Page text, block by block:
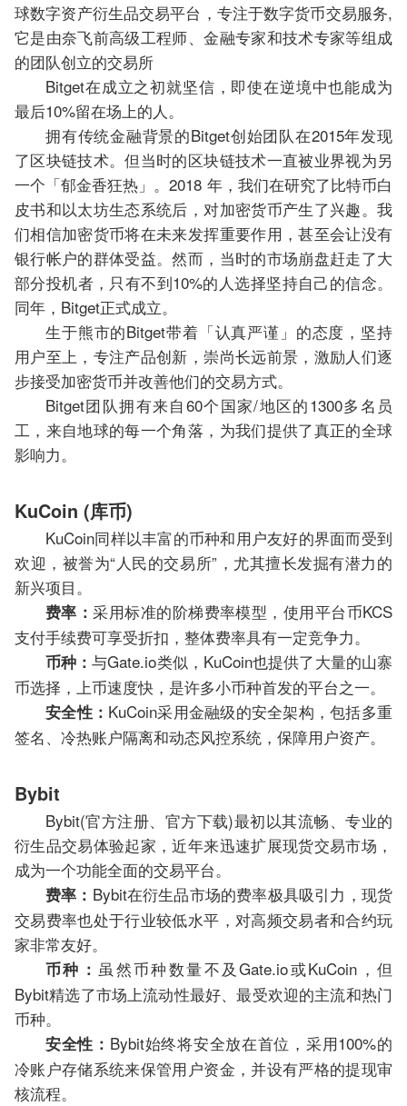
球数字资产衍生品交易平台，专注于数字货币交易服务,
它是由奈飞前高级工程师、金融专家和技术专家等组成
的团队创立的交易所
Bitget在成立之初就坚信，即使在逆境中也能成为
最后10%留在场上的人。
拥有传统金融背景的Bitget创始团队在2015年发现
了区块链技术。但当时的区块链技术一直被业界视为另
一个「郁金香狂热」。2018 年，我们在研究了比特币白
皮书和以太坊生态系统后，对加密货币产生了兴趣。我
们相信加密货币将在未来发挥重要作用，甚至会让没有
银行帐户的群体受益。然而，当时的市场崩盘赶走了大
部分投机者，只有不到10%的人选择坚持自己的信念。
同年，Bitget正式成立。
生于熊市的Bitget带着「认真严谨」的态度，坚持
用户至上，专注产品创新，崇尚长远前景，激励人们逐
步接受加密货币并改善他们的交易方式。
Bitget团队拥有来自60个国家/地区的1300多名员
工，来自地球的每一个角落，为我们提供了真正的全球
影响力。
KuCoin (库币)
KuCoin同样以丰富的币种和用户友好的界面而受到
欢迎，被誉为“人民的交易所”，尤其擅长发掘有潜力的
新兴项目。
费率：采用标准的阶梯费率模型，使用平台币KCS
支付手续费可享受折扣，整体费率具有一定竞争力。
币种：与Gate.io类似，KuCoin也提供了大量的山寨
币选择，上币速度快，是许多小币种首发的平台之一。
安全性： KuCoin采用金融级的安全架构，包括多重
签名、冷热账户隔离和动态风控系统，保障用户资产。
Bybit
Bybit(官方注册、官方下载)最初以其流畅、专业的
衍生品交易体验起家，近年来迅速扩展现货交易市场，
成为一个功能全面的交易平台。
费率： Bybit在衍生品市场的费率极具吸引力，现货
交易费率也处于行业较低水平，对高频交易者和合约玩
家非常友好。
币种：虽然币种数量不及Gate.io或KuCoin，但
Bybit精选了市场上流动性最好、最受欢迎的主流和热门
币种。
安全性： Bybit始终将安全放在首位，采用100%的
冷账户存储系统来保管用户资金，并设有严格的提现审
核流程。